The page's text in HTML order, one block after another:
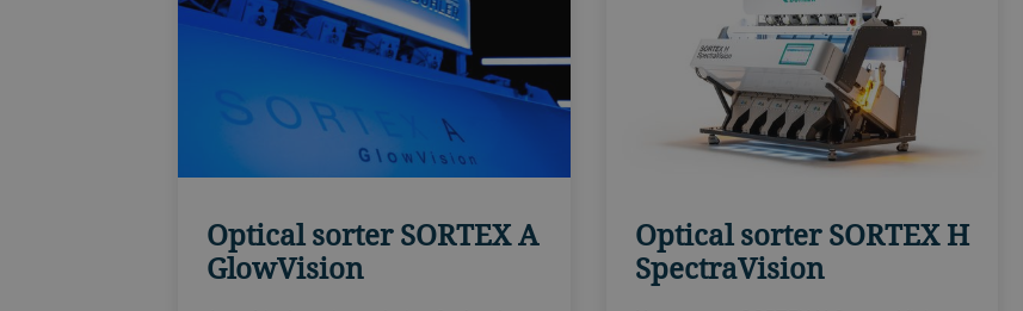
Optical sorter SORTEX A
GlowVision
Optical sorter SORTEX H
SpectraVision